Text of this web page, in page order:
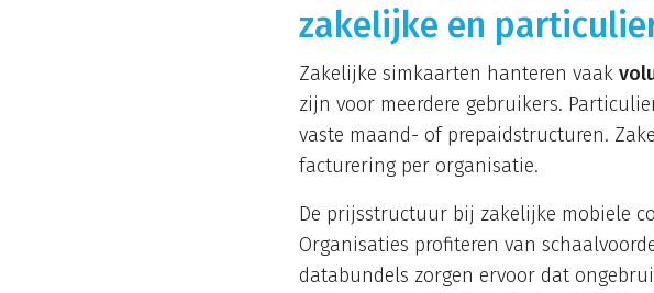
zakelijke en
Zakelijke simkaarten hanteren vaak
zijn voor meerdere gebruikers.
vaste maand- of prepaidstructuren.
facturering per organisatie.
De prijsstructuur bij zakelijke mobiele
Organisaties profiteren van
databundels zorgen ervoor dat